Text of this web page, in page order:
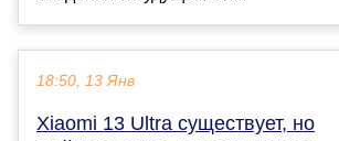
18:50, 13 Янв
Xiaomi 13 Ultra существует, но